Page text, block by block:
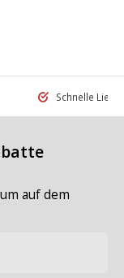
Schnelle
auf dem